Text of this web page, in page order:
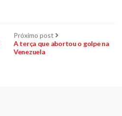
Próximo post Próximo
post:
A terça que abortou o golpe na
Venezuela